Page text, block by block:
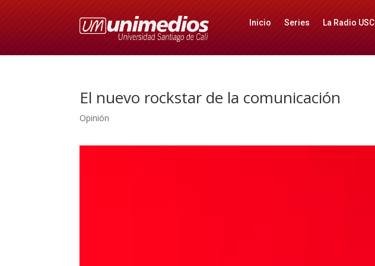
Inicio Series La Radio USC
El nuevo rockstar de la comunicación
Opinión